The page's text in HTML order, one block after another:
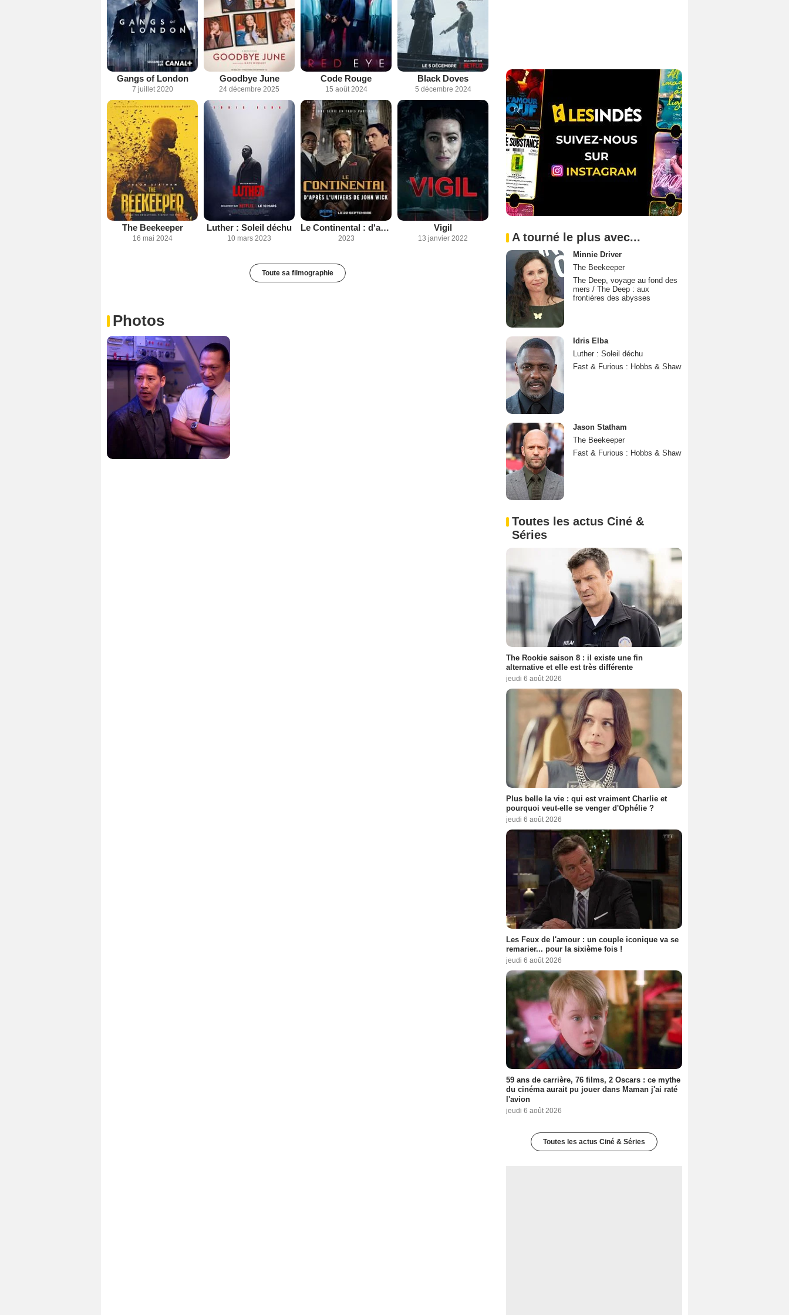
Gangs of London
7 juillet 2020
Goodbye June
24 décembre 2025
Code Rouge
15 août 2024
Black Doves
5 décembre 2024
The Beekeeper
16 mai 2024
Luther : Soleil déchu
10 mars 2023
Le Continental : d'après l'univers de John Wick
2023
Vigil
13 janvier 2022
Toute sa filmographie
Photos
A tourné le plus avec...
Minnie Driver
The Beekeeper
The Deep, voyage au fond des
mers / The Deep : aux
frontières des abysses
Idris Elba
Luther : Soleil déchu
Fast & Furious : Hobbs & Shaw
Jason Statham
The Beekeeper
Fast & Furious : Hobbs & Shaw
Toutes les actus Ciné &
Séries
The Rookie saison 8 : il existe une fin
alternative et elle est très différente
jeudi 6 août 2026
Plus belle la vie : qui est vraiment Charlie et
pourquoi veut-elle se venger d'Ophélie ?
jeudi 6 août 2026
Les Feux de l'amour : un couple iconique va se
remarier... pour la sixième fois !
jeudi 6 août 2026
59 ans de carrière, 76 films, 2 Oscars : ce mythe
du cinéma aurait pu jouer dans Maman j'ai raté
l'avion
jeudi 6 août 2026
Toutes les actus Ciné & Séries